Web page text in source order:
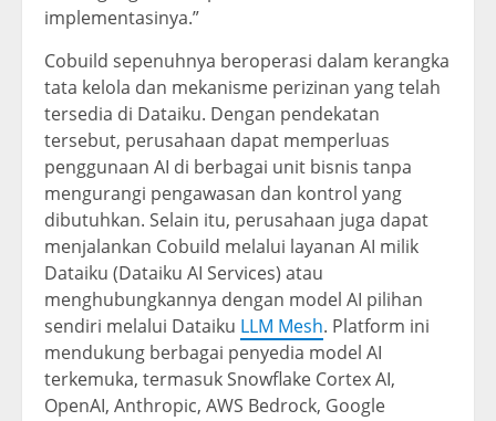
implementasinya.”
Cobuild sepenuhnya beroperasi dalam kerangka
tata kelola dan mekanisme perizinan yang telah
tersedia di Dataiku. Dengan pendekatan
tersebut, perusahaan dapat memperluas
penggunaan AI di berbagai unit bisnis tanpa
mengurangi pengawasan dan kontrol yang
dibutuhkan. Selain itu, perusahaan juga dapat
menjalankan Cobuild melalui layanan AI milik
Dataiku (Dataiku AI Services) atau
menghubungkannya dengan model AI pilihan
sendiri melalui Dataiku LLM Mesh. Platform ini
mendukung berbagai penyedia model AI
terkemuka, termasuk Snowflake Cortex AI,
OpenAI, Anthropic, AWS Bedrock, Google